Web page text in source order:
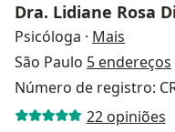
Dra. Lidiane Rosa
Psicóloga · Mais
São Paulo 5 endereços
Número de registro:
22 opiniões